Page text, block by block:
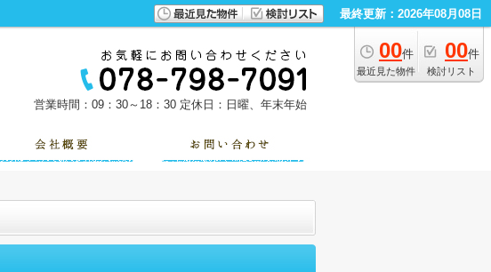
最終更新：2026年08月08日
00件
最近見た物件
00件
検討リスト
営業時間：09：30～18：30 定休日：日曜、年末年始